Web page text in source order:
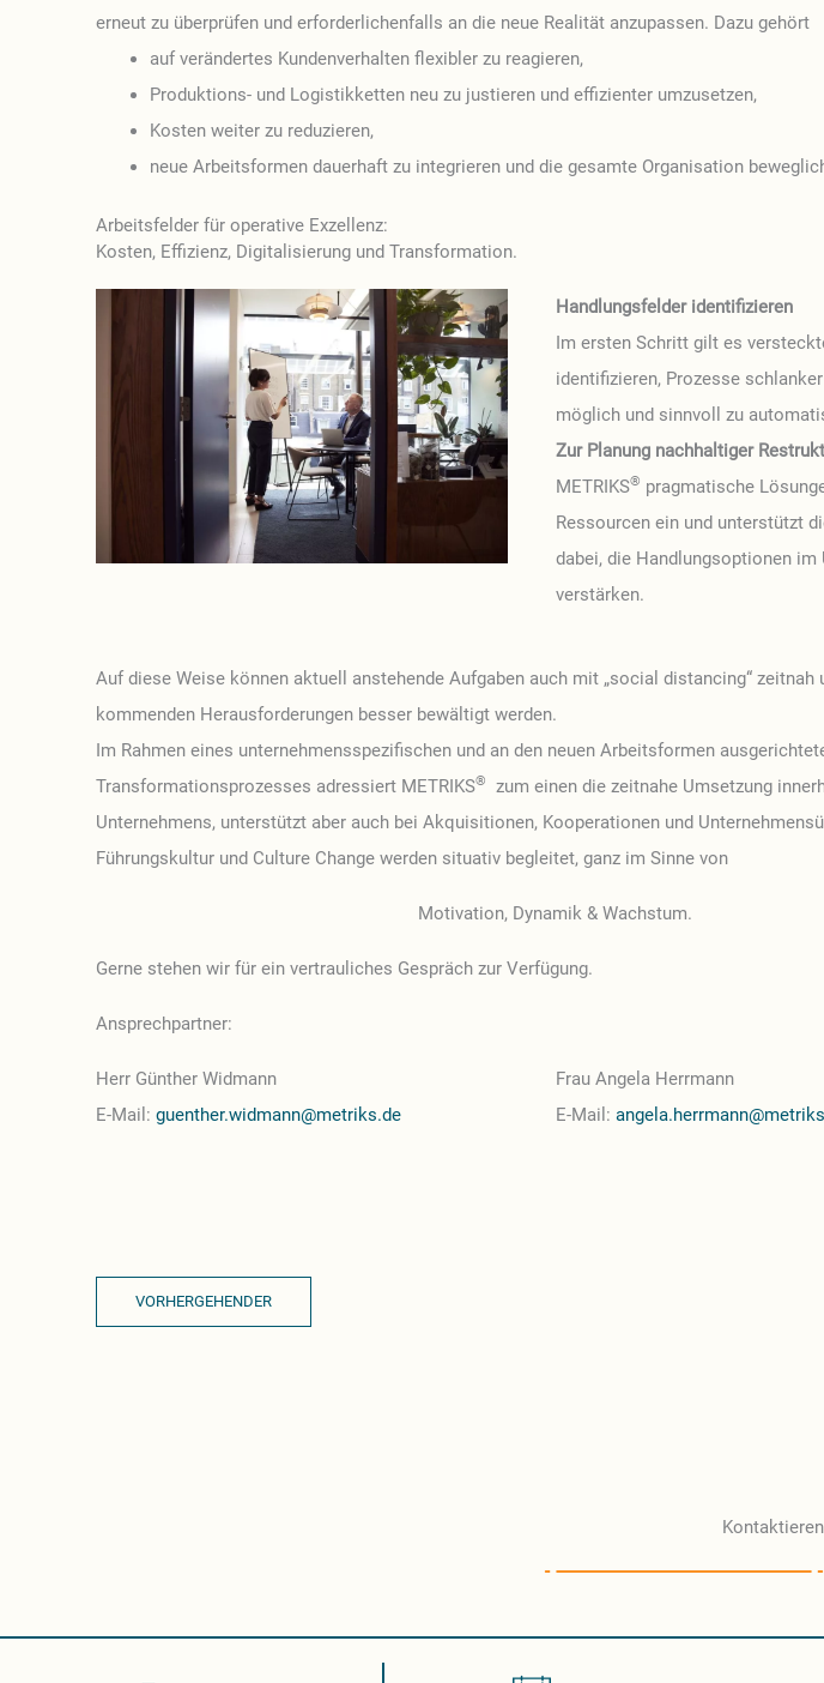
erneut zu überprüfen und erforderlichenfalls an die neue Realität anzupassen. Dazu gehört
auf verändertes Kundenverhalten flexibler zu reagieren,
Produktions- und Logistikketten neu zu justieren und effizienter umzusetzen,
Kosten weiter zu reduzieren,
neue Arbeitsformen dauerhaft zu integrieren und die gesamte Organisation
Arbeitsfelder für operative Exzellenz:
Kosten, Effizienz, Digitalisierung und Transformation.
Handlungsfelder identifizieren
Im ersten Schritt gilt es
identifizieren, Prozesse
möglich und sinnvoll zu
Zur Planung nachhaltiger
METRIKS® pragmatische
Ressourcen ein und unterstützt
dabei, die Handlungsoptionen im
verstärken.
Auf diese Weise können aktuell anstehende Aufgaben auch mit „social distancing“ zeitnah
kommenden Herausforderungen besser bewältigt werden.
Im Rahmen eines unternehmensspezifischen und an den neuen Arbeitsformen
Transformationsprozesses adressiert METRIKS®
zum einen die zeitnahe Umsetzung
Unternehmens, unterstützt aber auch bei Akquisitionen, Kooperationen und
Führungskultur und Culture Change werden situativ begleitet, ganz im Sinne von
Motivation, Dynamik & Wachstum.
Gerne stehen wir für ein vertrauliches Gespräch zur Verfügung.
Ansprechpartner:
Herr Günther Widmann
E-Mail: guenther.widmann@metriks.de
Frau Angela Herrmann
E-Mail:
VORHERGEHENDER